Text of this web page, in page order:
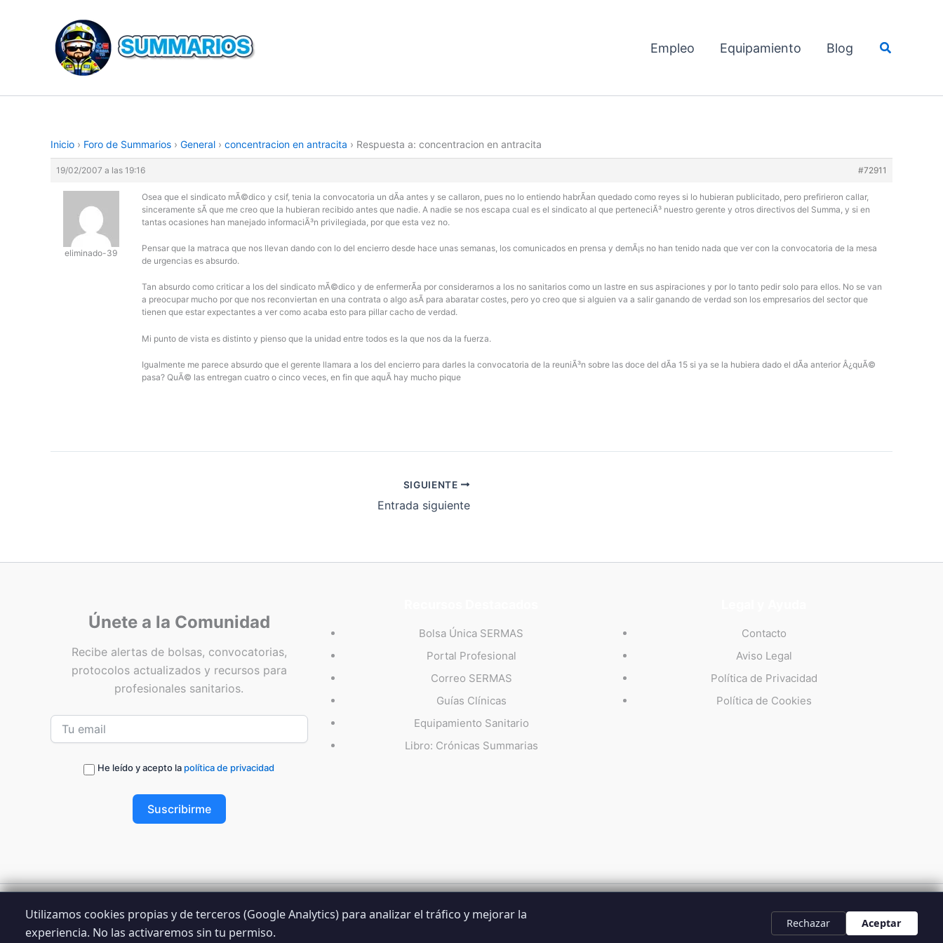
contenido
Empleo Equipamiento Blog Buscar
Inicio › Foro de Summarios › General › concentracion en antracita › Respuesta a: concentracion en antracita
19/02/2007 a las 19:16 #72911
eliminado-39
Osea que el sindicato mÃ©dico y csif, tenia la convocatoria un dÃ­a antes y se callaron, pues no lo entiendo habrÃ­an quedado como reyes si lo hubieran publicitado, pero prefirieron callar,
sinceramente sÃ­ que me creo que la hubieran recibido antes que nadie. A nadie se nos escapa cual es el sindicato al que perteneciÃ³ nuestro gerente y otros directivos del Summa, y si en
tantas ocasiones han manejado informaciÃ³n privilegiada, por que esta vez no.
Pensar que la matraca que nos llevan dando con lo del encierro desde hace unas semanas, los comunicados en prensa y demÃ¡s no han tenido nada que ver con la convocatoria de la mesa
de urgencias es absurdo.
Tan absurdo como criticar a los del sindicato mÃ©dico y de enfermerÃ­a por considerarnos a los no sanitarios como un lastre en sus aspiraciones y por lo tanto pedir solo para ellos. No se van
a preocupar mucho por que nos reconviertan en una contrata o algo asÃ­ para abaratar costes, pero yo creo que si alguien va a salir ganando de verdad son los empresarios del sector que
tienen que estar expectantes a ver como acaba esto para pillar cacho de verdad.
Mi punto de vista es distinto y pienso que la unidad entre todos es la que nos da la fuerza.
Igualmente me parece absurdo que el gerente llamara a los del encierro para darles la convocatoria de la reuniÃ³n sobre las doce del dÃ­a 15 si ya se la hubiera dado el dÃ­a anterior Â¿quÃ©
pasa? QuÃ© las entregan cuatro o cinco veces, en fin que aquÃ­ hay mucho pique
SIGUIENTE
Entrada siguiente
Únete a la Comunidad
Recibe alertas de bolsas, convocatorias,
protocolos actualizados y recursos para
profesionales sanitarios.
He leído y acepto la política de privacidad
Suscribirme
Bolsa Única SERMAS
Portal Profesional
Correo SERMAS
Guías Clínicas
Equipamiento Sanitario
Libro: Crónicas Summarias
Contacto
Aviso Legal
Política de Privacidad
Política de Cookies
© 2026 Summarios · La web no oficial de los profesionales del SUMMA 112
Utilizamos cookies propias y de terceros (Google Analytics) para analizar el tráfico y mejorar la
experiencia. No las activaremos sin tu permiso.
Rechazar Aceptar